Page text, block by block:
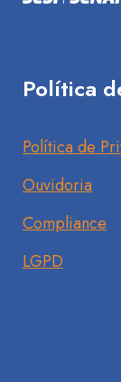
Política
Política de
Ouvidoria
Compliance
LGPD